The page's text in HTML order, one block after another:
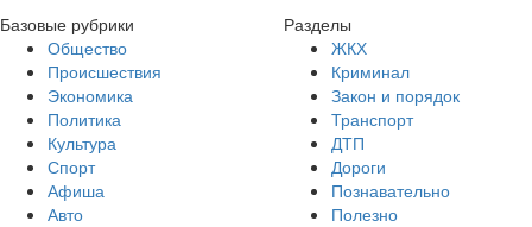
Базовые рубрики
Общество
Происшествия
Экономика
Политика
Культура
Спорт
Афиша
Авто
Разделы
ЖКХ
Криминал
Закон и порядок
Транспорт
ДТП
Дороги
Познавательно
Полезно